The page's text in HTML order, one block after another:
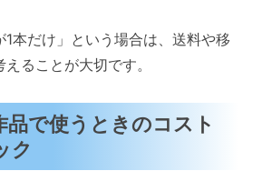
本だけ」という場合は、送料や移
ることが大切です。
品で使うときのコスト
ク